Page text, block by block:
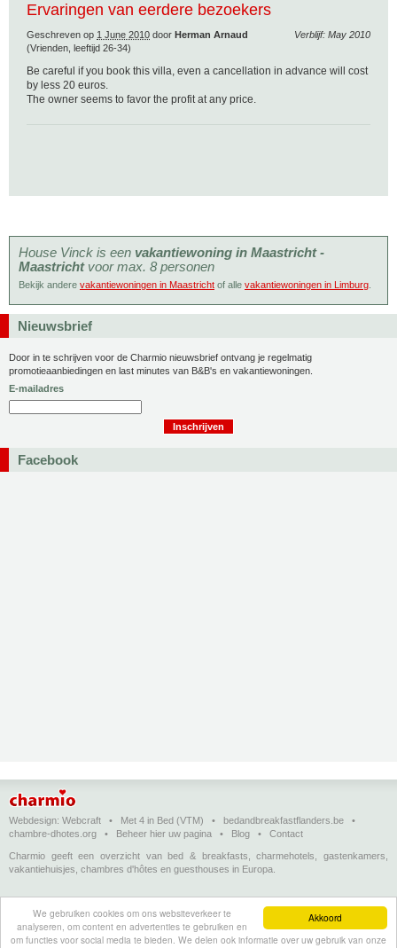
Akkoord
We gebruiken cookies om ons websiteverkeer te
analyseren, om content en advertenties te gebruiken en
om functies voor social media te bieden. We delen ook informatie over uw gebruik van onze
Ervaringen van eerdere bezoekers
Verblijf: May 2010
Geschreven op 1 June 2010 door Herman Arnaud
(Vrienden, leeftijd 26-34)
Be careful if you book this villa, even a cancellation in advance will cost
by less 20 euros.
The owner seems to favor the profit at any price.
House Vinck is een vakantiewoning in Maastricht -
Maastrichtvoor max. 8 personen
Bekijk andere vakantiewoningen in Maastricht of alle vakantiewoningen in Limburg
Nieuwsbrief
Door in te schrijven voor de Charmio nieuwsbrief ontvang je regelmatig
promotieaanbiedingen en last minutes van B&B's en vakantiewoningen.
E-mailadres
Facebook
Webdesign: Webcraft • Met 4 in Bed (VTM) • bedandbreakfastflanders.be •
chambre-dhotes.org • Beheer hier uw pagina • Blog • Contact
Charmio geeft een overzicht van bed & breakfasts, charmehotels, gastenkamers,
vakantiehuisjes, chambres d'hôtes en guesthouses in Europa.
Bed & breakfasts, charmehotels en vakantiehuizen (in het Nederlands)•Chambres
d'hôtes, hôtels de charme et logements de vacances
(en français) •
Bed &
breakfasts, charming hotels and holiday accommodations
Bed &
Breakfast, Charme-Hotels und Ferienhäuser (auf Deutsch)•Bed & breakfast, hoteles